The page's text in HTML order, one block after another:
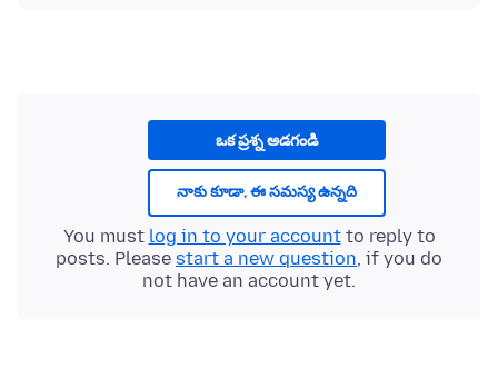
ఒక ప్రశ్న అడగండి
నాకు కూడా, ఈ సమస్య ఉన్నది
You must log in to your accountto reply to
posts. Please start a new question, if you do
not have an account yet.